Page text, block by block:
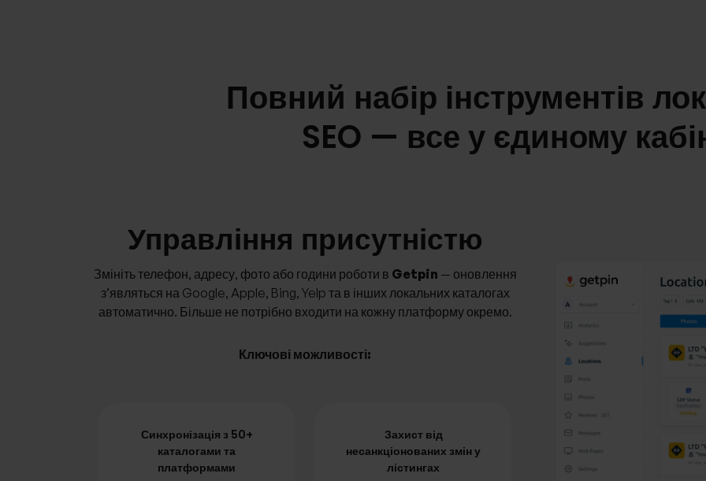
Повний набір інструментів
SEO — все у єдиному
Управління присутністю
Змініть телефон, адресу, фото або години роботи в Getpin — оновлення
з’являться на Google, Apple, Bing, Yelp та в інших локальних каталогах
автоматично. Більше не потрібно входити на кожну платформу окремо.
Ключові можливості:
Синхронізація з 50+
каталогами та
платформами
Захист від
несанкціонованих змін у
лістингах